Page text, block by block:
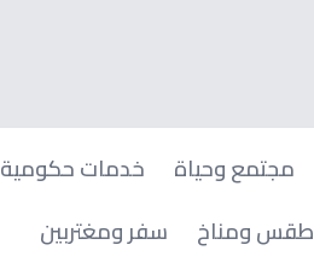
مجتمع وحياة خدمات حكومية
طقس ومناخ سفر ومغتربين